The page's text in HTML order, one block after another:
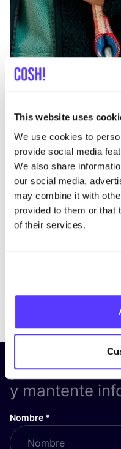
This website uses
We use cookies to
provide social media
We also share
our social media,
may combine it with
provided to them or that
of their services.
¡Suscríbete a
y mantente
Nombre *